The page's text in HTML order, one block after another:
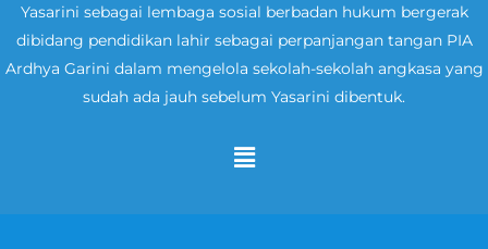
Yasarini sebagai lembaga sosial berbadan hukum bergerak
dibidang pendidikan lahir sebagai perpanjangan tangan PIA
Ardhya Garini dalam mengelola sekolah-sekolah angkasa yang
sudah ada jauh sebelum Yasarini dibentuk.
Menu